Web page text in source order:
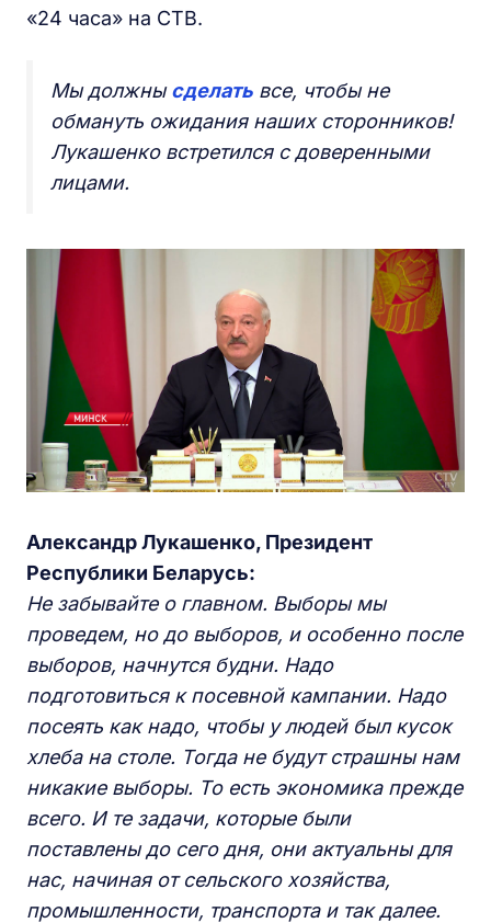
«24 часа» на СТВ.
Мы должнысделать все, чтобы не
обмануть ожидания наших сторонников!
Лукашенко встретился с доверенными
лицами.
Александр Лукашенко, Президент
Республики Беларусь:
Не забывайте о главном. Выборы мы
проведем, но до выборов, и особенно после
выборов, начнутся будни. Надо
подготовиться к посевной кампании. Надо
посеять как надо, чтобы у людей был кусок
хлеба на столе. Тогда не будут страшны нам
никакие выборы. То есть экономика прежде
всего. И те задачи, которые были
поставлены до сего дня, они актуальны для
нас, начиная от сельского хозяйства,
промышленности, транспорта и так далее.